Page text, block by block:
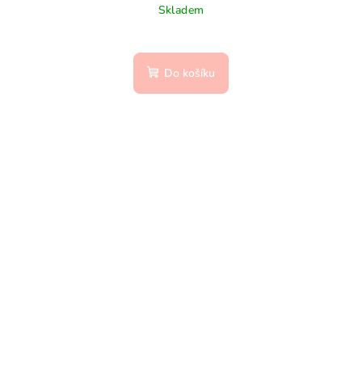
Skladem
Do košíku